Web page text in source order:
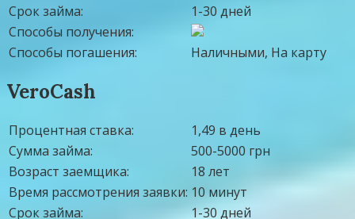
Срок займа:
1-30 дней
Способы получения:
Способы погашения:
Наличными, На карту
VeroCash
Процентная ставка:
1,49 в день
Сумма займа:
500-5000 грн
Возраст заемщика:
18 лет
Время рассмотрения заявки: 10 минут
Срок займа:
1-30 дней